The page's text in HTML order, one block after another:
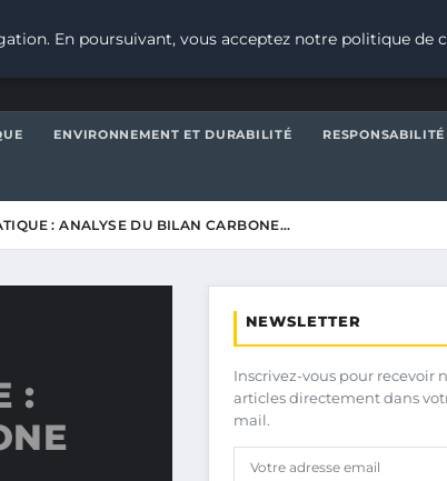
ENVIRONNEMENT ET DURABILITÉ
: ANALYSE DU BILAN CARBONE…
:
NEWSLETTER
Inscrivez-vous pour recevoir
articles directement dans
mail.
En poursuivant, vous acceptez notre politique de